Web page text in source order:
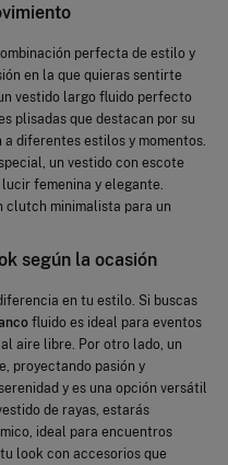
perfecta de estilo y
en la que quieras sentirte
vestido largo fluido perfecto
plisadas que destacan por su
diferentes estilos y momentos.
un vestido con escote
femenina y elegante.
clutch minimalista para un
según la ocasión
en tu estilo. Si buscas
fluido es ideal para eventos
aire libre. Por otro lado, un
proyectando pasión y
y es una opción versátil
de rayas, estarás
ideal para encuentros
look con accesorios que